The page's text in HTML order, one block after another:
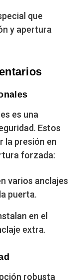
que
y apertura
es una
Estos
la presión en
forzada:
varios anclajes
puerta.
en el
extra.
robusta